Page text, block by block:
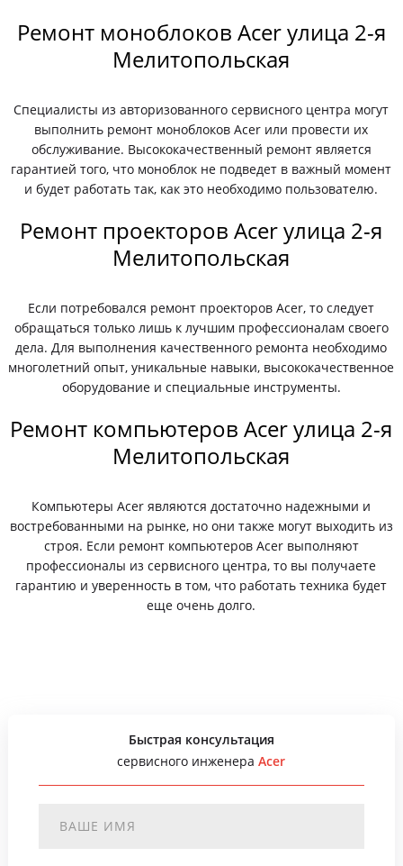
Ремонт моноблоков Acer улица 2-я
Мелитопольская
Специалисты из авторизованного сервисного центра могут
выполнить ремонт моноблоков Acer или провести их
обслуживание. Высококачественный ремонт является
гарантией того, что моноблок не подведет в важный момент
и будет работать так, как это необходимо пользователю.
Ремонт проекторов Acer улица 2-я
Мелитопольская
Если потребовался ремонт проекторов Acer, то следует
обращаться только лишь к лучшим профессионалам своего
дела. Для выполнения качественного ремонта необходимо
многолетний опыт, уникальные навыки, высококачественное
оборудование и специальные инструменты.
Ремонт компьютеров Acer улица 2-я
Мелитопольская
Компьютеры Acer являются достаточно надежными и
востребованными на рынке, но они также могут выходить из
строя. Если ремонт компьютеров Acer выполняют
профессионалы из сервисного центра, то вы получаете
гарантию и уверенность в том, что работать техника будет
еще очень долго.
Быстрая консультация
сервисного инженераAcer